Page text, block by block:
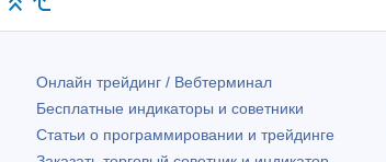
Онлайн трейдинг / Вебтерминал
Бесплатные индикаторы и советники
Статьи о программировании и трейдинге